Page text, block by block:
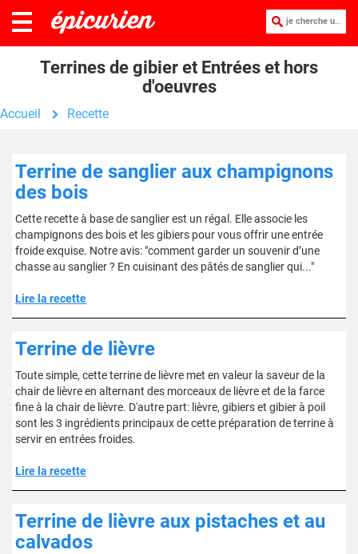
je cherche une recette :
Terrines de gibier et Entrées et hors
d'oeuvres
Accueil Recette
Terrine de sanglier aux champignons
des bois
Cette recette à base de sanglier est un régal. Elle associe les
champignons des bois et les gibiers pour vous offrir une entrée
froide exquise. Notre avis: "comment garder un souvenir d’une
chasse au sanglier ? En cuisinant des pâtés de sanglier qui..."
Lire la recette
Terrine de lièvre
Toute simple, cette terrine de lièvre met en valeur la saveur de la
chair de lièvre en alternant des morceaux de lièvre et de la farce
fine à la chair de lièvre. D'autre part: lièvre, gibiers et gibier à poil
sont les 3 ingrédients principaux de cette préparation de terrine à
servir en entrées froides.
Lire la recette
Terrine de lièvre aux pistaches et au
calvados